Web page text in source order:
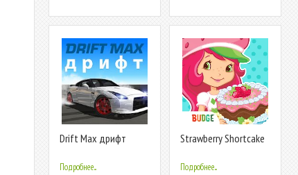
Drift Max дрифт
Подробнее...
Strawberry Shortcake
Подробнее...